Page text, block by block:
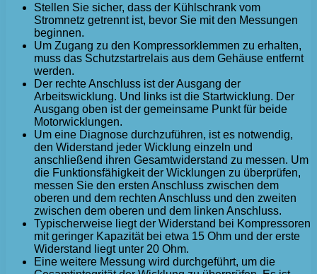
Stellen Sie sicher, dass der Kühlschrank vom
Stromnetz getrennt ist, bevor Sie mit den Messungen
beginnen.
Um Zugang zu den Kompressorklemmen zu erhalten,
muss das Schutzstartrelais aus dem Gehäuse entfernt
werden.
Der rechte Anschluss ist der Ausgang der
Arbeitswicklung. Und links ist die Startwicklung. Der
Ausgang oben ist der gemeinsame Punkt für beide
Motorwicklungen.
Um eine Diagnose durchzuführen, ist es notwendig,
den Widerstand jeder Wicklung einzeln und
anschließend ihren Gesamtwiderstand zu messen. Um
die Funktionsfähigkeit der Wicklungen zu überprüfen,
messen Sie den ersten Anschluss zwischen dem
oberen und dem rechten Anschluss und den zweiten
zwischen dem oberen und dem linken Anschluss.
Typischerweise liegt der Widerstand bei Kompressoren
mit geringer Kapazität bei etwa 15 Ohm und der erste
Widerstand liegt unter 20 Ohm.
Eine weitere Messung wird durchgeführt, um die